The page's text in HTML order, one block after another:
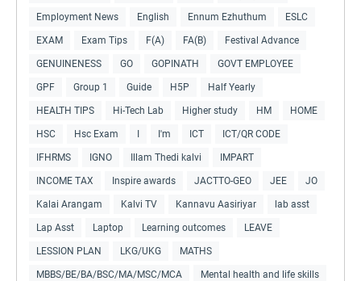
Employment News English Ennum Ezhuthum ESLC
EXAM Exam Tips F(A) FA(B) Festival Advance
GENUINENESS GO GOPINATH GOVT EMPLOYEE
GPF Group 1 Guide H5P Half Yearly
HEALTH TIPS Hi-Tech Lab Higher study HM HOME
HSC Hsc Exam I I'm ICT ICT/QR CODE
IFHRMS IGNO Illam Thedi kalvi IMPART
INCOME TAX Inspire awards JACTTO-GEO JEE JO
Kalai Arangam Kalvi TV Kannavu Aasiriyar lab asst
Lap Asst Laptop Learning outcomes LEAVE
LESSION PLAN LKG/UKG MATHS
MBBS/BE/BA/BSC/MA/MSC/MCA Mental health and life skills